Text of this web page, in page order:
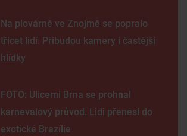
Na plovárně ve Znojmě se popralo
třicet lidí. Přibudou kamery i častější
hlídky
FOTO: Ulicemi Brna se prohnal
karnevalový průvod. Lidi přenesl do
exotické Brazílie